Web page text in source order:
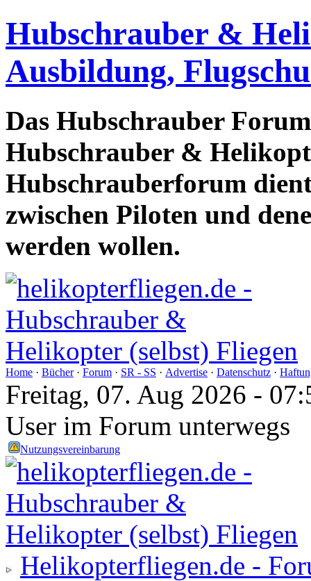
Hubschrauber &
Ausbildung,
Das Hubschrauber
Hubschrauber &
Hubschrauberforum
zwischen Piloten und
werden wollen.
Home · Bücher· Forum · SR - SS · Advertise · Datenschutz ·
Freitag, 07. Aug 2026 -
User im Forum unterwegs
Nutzungsvereinbarung
Helikopterfliegen.de -